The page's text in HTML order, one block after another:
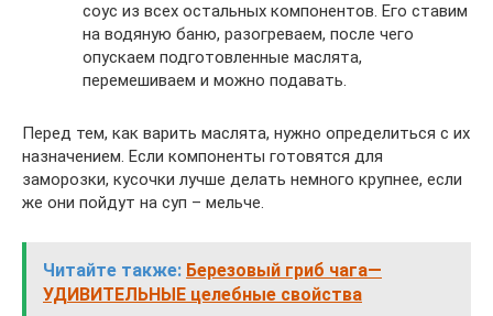
соус из всех остальных компонентов. Его ставим
на водяную баню, разогреваем, после чего
опускаем подготовленные маслята,
перемешиваем и можно подавать.
Перед тем, как варить маслята, нужно определиться с их
назначением. Если компоненты готовятся для
заморозки, кусочки лучше делать немного крупнее, если
же они пойдут на суп – мельче.
Читайте также: Березовый гриб чага—
УДИВИТЕЛЬНЫЕ целебные свойства